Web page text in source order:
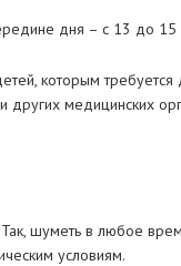
дня – с 13 до 15
которым
медицинских
шуметь в любое
условиям.